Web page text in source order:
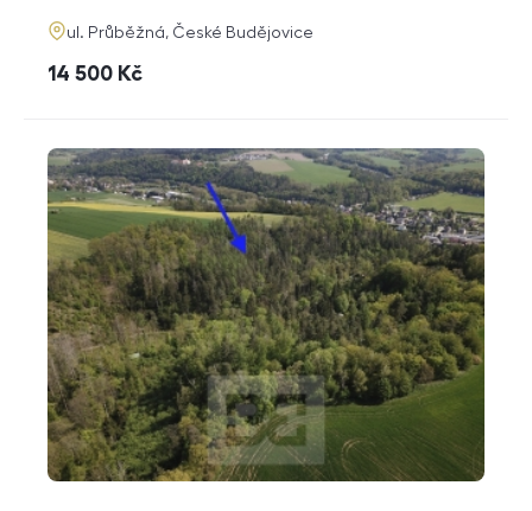
adresa
ul. Průběžná, České Budějovice
cena
14 500 Kč